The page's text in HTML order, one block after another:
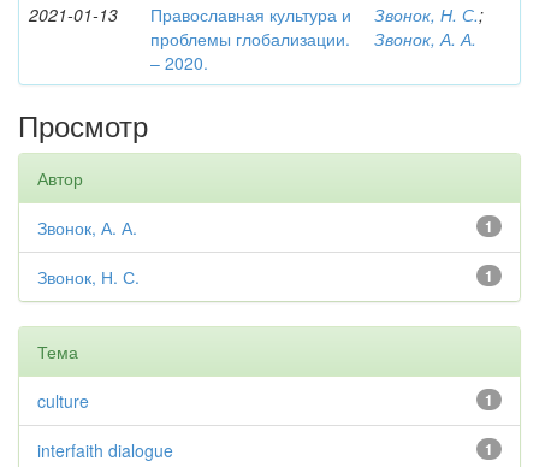
2021-01-13
Православная культура и
проблемы глобализации.
– 2020.
Звонок, Н. С.;
Звонок, А. А.
Просмотр
Автор
1
Звонок, А. А.
1
Звонок, Н. С.
Тема
1
culture
1
interfaith dialogue